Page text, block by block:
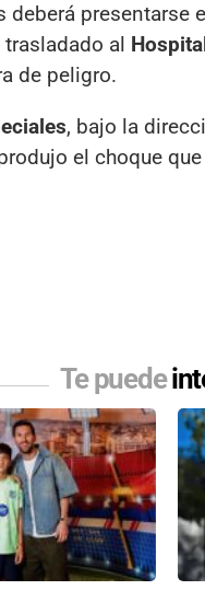
presentarse
al
de peligro.
, bajo la
el choque
Te puede